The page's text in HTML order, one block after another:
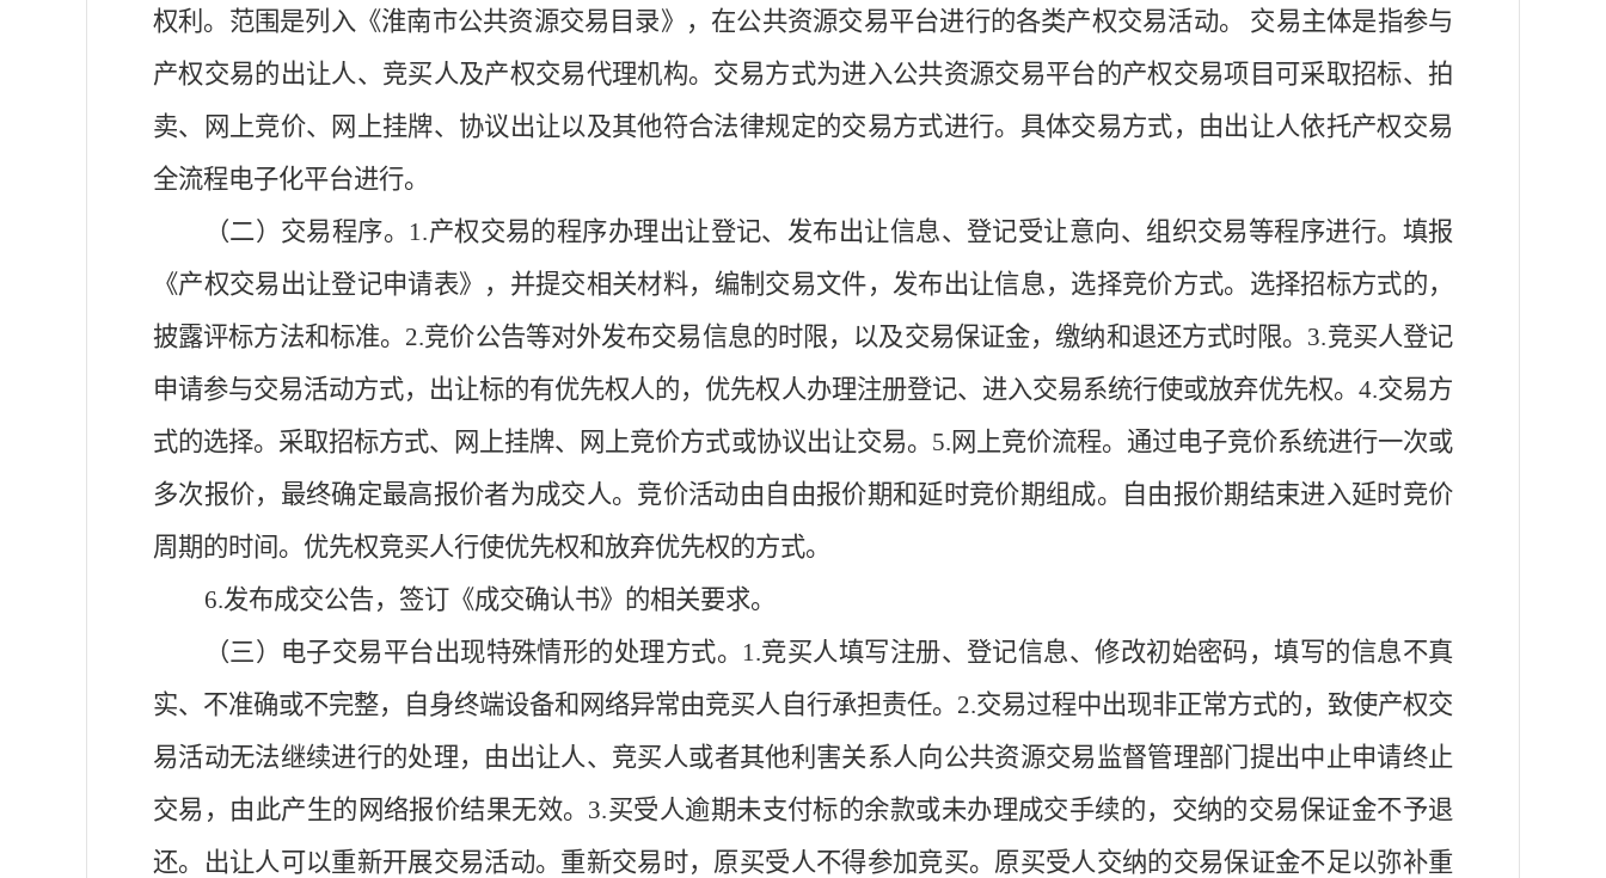
权利。 范围是列入《淮南市公共资源交易目录》，在公共资源交易平台进行的各类产权交易活动。
交易主体是指参与
产权交易的出让人、竞买人及产权交易代理机构。 交易方式为进入公共资源交易平台的产权交易项目可采取招标、拍
卖、网上竞价、网上挂牌、协议出让以及其他符合法律规定的交易方式进行。具体交易方式，由出让人依托产权交易
全流程电子化平台进行。
（二） 交易程序。 1.产权交易的程序办理出让登记、发布出让信息、登记受让意向、组织交易等程序进行。填报
《产权交易出让登记申请表》，并提交相关材料， 编制交易文件，发布出让信息， 选择竞价方式。选择招标方式的，
披露评标方法和标准。 2.竞价公告等对外发布交易信息的时限， 以及交易保证金，缴纳和退还方式时限。 3.竞买人登记
申请参与交易活动方式， 出让标的有优先权人的，优先权人办理注册登记、 进入交易系统行使或放弃优先权。4.交易方
式的选择。 采取招标方式、 网上挂牌、网上竞价方式或协议出让交易。 5.网上竞价流程。 通过电子竞价系统进行一次或
多次报价，最终确定最高报价者为成交人。竞价活动由自由报价期和延时竞价期组成。自由报价期结束进入延时竞价
周期的时间。优先权竞买人行使优先权和放弃优先权的方式。
6.发布成交公告，签订《成交确认书》 的相关要求。
（三）电子交易平台出现特殊情形的处理方式。 1.竞买人填写注册、登记信息、修改初始密码，填写的信息不真
实、不准确或不完整， 自身终端设备和网络异常由竞买人自行承担责任。 2.交易过程中出现非正常方式的，致使产权交
易活动无法继续进行的处理， 由 出让人、竞买人或者其他利害关系人向公共资源交易监督管理部门提出中止申请终止
交易，由此产生的网络报价结果无效。 3.买受人逾期未支付标的余款或未办理成交手续的，交纳的交易保证金不予退
还。出让人可以重新开展交易活动。重新交易时，原买受人不得参加竞买。原买受人交纳的交易保证金不足以弥补重